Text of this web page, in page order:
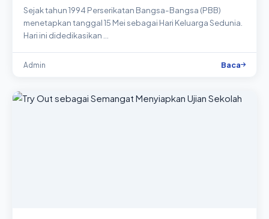
Sejak tahun 1994 Perserikatan Bangsa-Bangsa (PBB)
menetapkan tanggal 15 Mei sebagai Hari Keluarga Sedunia.
Hari ini didedikasikan …
Admin Baca